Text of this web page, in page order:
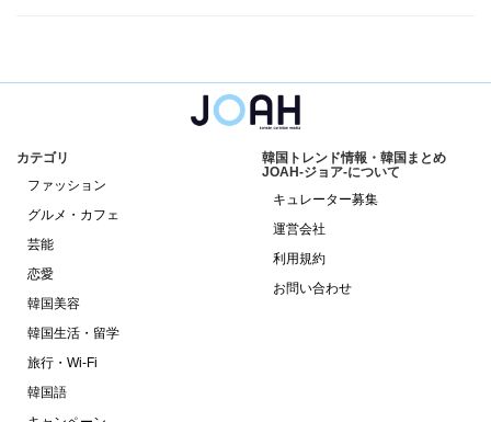
カテゴリ
ファッション
グルメ・カフェ
芸能
恋愛
韓国美容
韓国生活・留学
旅行・Wi-Fi
韓国語
韓国トレンド情報・韓国まとめ
JOAH-ジョア-について
キュレーター募集
運営会社
利用規約
お問い合わせ